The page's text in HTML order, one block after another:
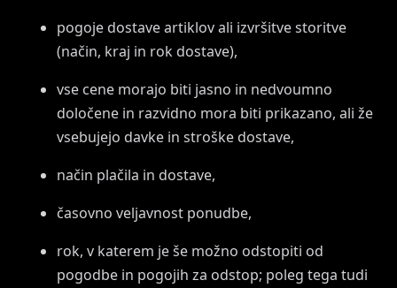
pogoje dostave artiklov ali izvršitve storitve
(način, kraj in rok dostave),
vse cene morajo biti jasno in nedvoumno
določene in razvidno mora biti prikazano, ali že
vsebujejo davke in stroške dostave,
način plačila in dostave,
časovno veljavnost ponudbe,
rok, v katerem je še možno odstopiti od
pogodbe in pogojih za odstop; poleg tega tudi